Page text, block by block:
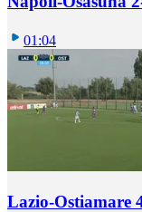
01:04
Lazio-Ostiamare